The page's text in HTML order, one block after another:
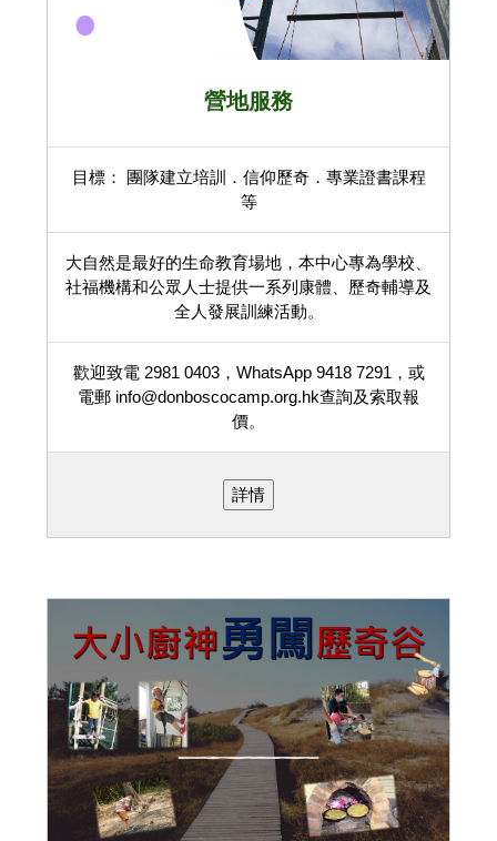
營地服務
目標： 團隊建立培訓．信仰歷奇．專業證書課程
等
大自然是最好的生命教育場地，本中心專為學校、
社福機構和公眾人士提供一系列康體、歷奇輔導及
全人發展訓練活動。
歡迎致電 2981 0403，WhatsApp 9418 7291，或
電郵 info@donboscocamp.org.hk查詢及索取報
價。
詳情